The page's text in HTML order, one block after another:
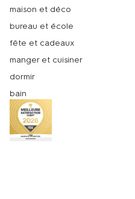
maison et déco
bureau et école
fête et cadeaux
manger et cuisiner
dormir
bain